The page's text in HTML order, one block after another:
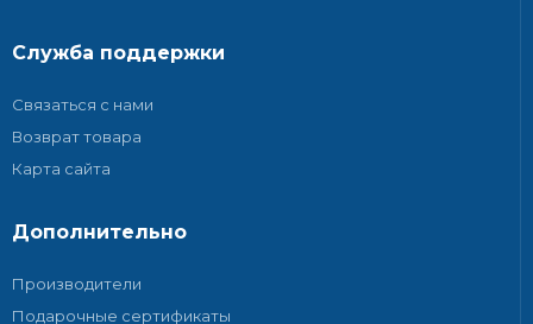
Служба поддержки
Связаться с нами
Возврат товара
Карта сайта
Дополнительно
Производители
Подарочные сертификаты